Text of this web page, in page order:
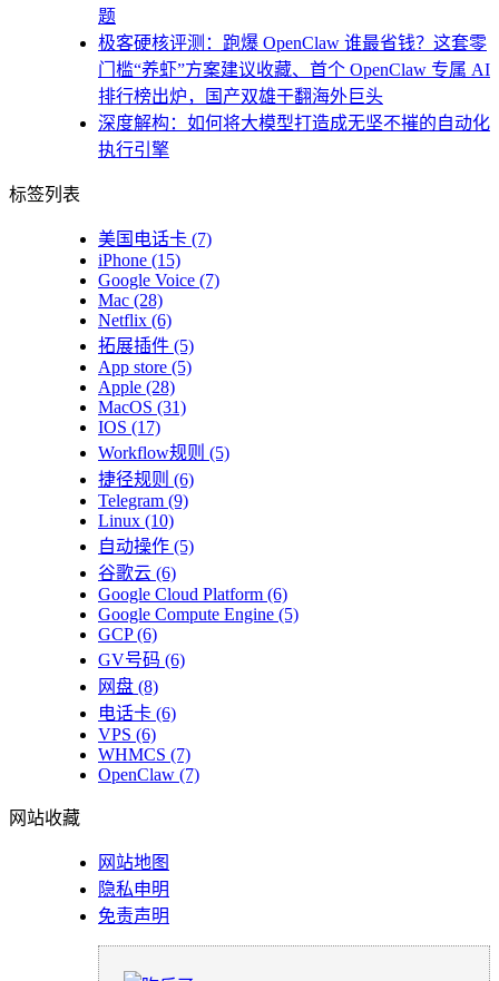
题
极客硬核评测：跑爆 OpenClaw 谁最省钱？这套零
门槛“养虾”方案建议收藏、首个 OpenClaw 专属 AI
排行榜出炉，国产双雄干翻海外巨头
深度解构：如何将大模型打造成无坚不摧的自动化
执行引擎
标签列表
美国电话卡 (7)
iPhone (15)
Google Voice (7)
Mac (28)
Netflix (6)
拓展插件 (5)
App store (5)
Apple (28)
MacOS (31)
IOS (17)
Workflow规则 (5)
捷径规则 (6)
Telegram (9)
Linux (10)
自动操作 (5)
谷歌云 (6)
Google Cloud Platform (6)
Google Compute Engine (5)
GCP(6)
GV号码 (6)
网盘 (8)
电话卡 (6)
VPS (6)
WHMCS (7)
OpenClaw (7)
网站收藏
网站地图
隐私申明
免责声明